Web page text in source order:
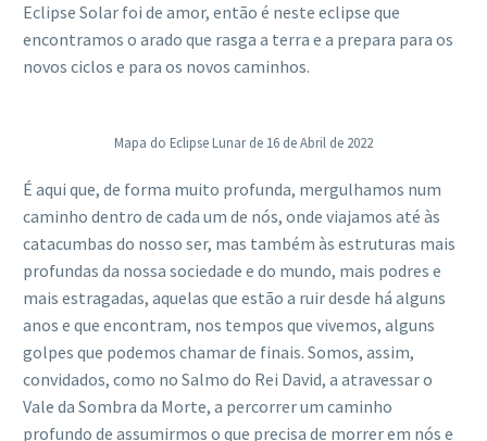
Eclipse Solar foi de amor, então é neste eclipse que
encontramos o arado que rasga a terra e a prepara para os
novos ciclos e para os novos caminhos.
Mapa do Eclipse Lunar de 16 de Abril de 2022
É aqui que, de forma muito profunda, mergulhamos num
caminho dentro de cada um de nós, onde viajamos até às
catacumbas do nosso ser, mas também às estruturas mais
profundas da nossa sociedade e do mundo, mais podres e
mais estragadas, aquelas que estão a ruir desde há alguns
anos e que encontram, nos tempos que vivemos, alguns
golpes que podemos chamar de finais. Somos, assim,
convidados, como no Salmo do Rei David, a atravessar o
Vale da Sombra da Morte, a percorrer um caminho
profundo de assumirmos o que precisa de morrer em nós e